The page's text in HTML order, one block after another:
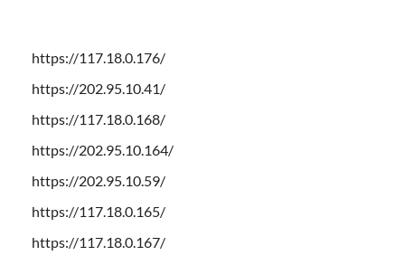
https://117.18.0.176/
https://202.95.10.41/
https://117.18.0.168/
https://202.95.10.164/
https://202.95.10.59/
https://117.18.0.165/
https://117.18.0.167/